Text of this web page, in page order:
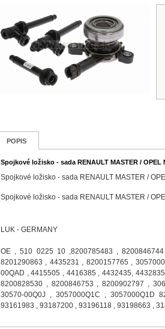
POPIS
Spojkové ložisko - sada RENAULT MASTER / OPEL
Spojkové ložisko - sada RENAULT MASTER /
Spojkové ložisko - sada RENAULT MASTER /
LUK - GERMANY
OE , 510 0225 10 ,8200785483 ,
8201290863 , 4435231 , 8200157765 ,
00QAD , 4415505 , 4416385 , 4432435,
8200828530 , 8200846753 , 8200902797 ,
30570-00Q0J , 3057000Q1C , 3057000Q1D
93161983 , 93187200 , 93196118 , 93198663 ,